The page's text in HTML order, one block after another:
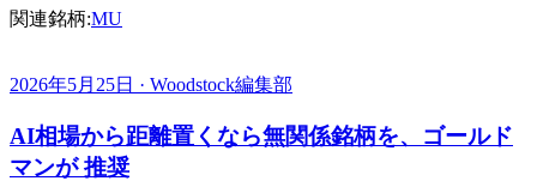
関連銘柄:MU
2026年5月25日 · Woodstock編集部
AI相場から距離置くなら無関係銘柄を、ゴールド
マンが 推奨